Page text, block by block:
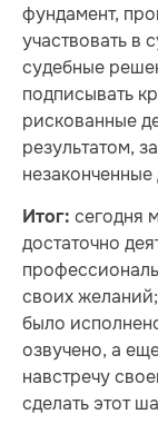
фундамент,
участвовать в
судебные
подписывать
рискованные
результатом,
незаконченные
Итог: сегодня
достаточно
своих
было
озвучено, а
навстречу
сделать этот